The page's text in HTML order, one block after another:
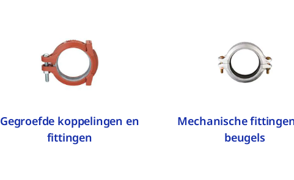
Gegroefde koppelingen en
fittingen
Mechanische
beugels